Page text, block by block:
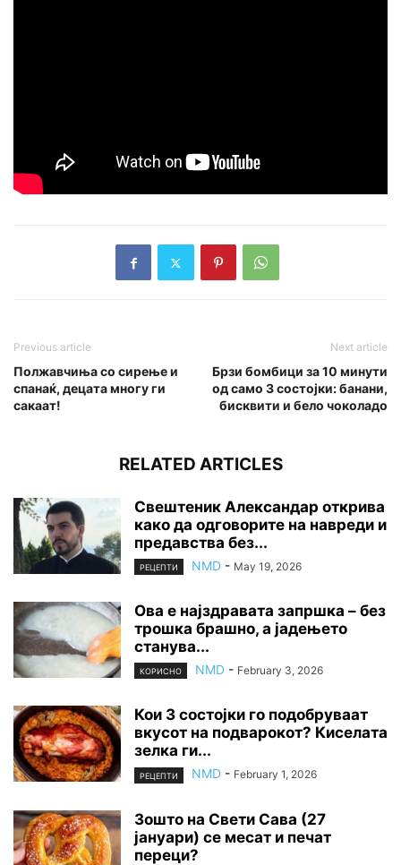
Previous article
Полжавчиња со сирење и
спанаќ, децата многу ги
сакаат!
Next article
Брзи бомбици за 10 минути
од само 3 состојки: банани,
бисквити и бело чоколадо
RELATED ARTICLES
Свештеник Александар открива
како да одговорите на навреди и
предавства без...
РЕЦЕПТИ NMD - May 19, 2026
Ова е најздравата запршка – без
трошка брашно, а јадењето
станува...
КОРИСНО NMD - February 3, 2026
Кои 3 состојки го подобруваат
вкусот на подварокот? Киселата
зелка ги...
РЕЦЕПТИ NMD - February 1, 2026
Зошто на Свети Сава (27
јануари) се месат и печат
переци?